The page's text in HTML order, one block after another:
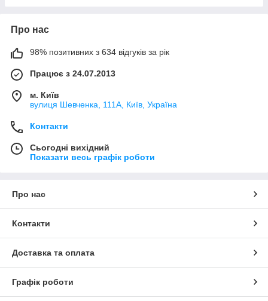
Про нас
98% позитивних з 634 відгуків за рік
Працює з 24.07.2013
м. Київ
вулиця Шевченка, 111A, Київ, Україна
Контакти
Сьогодні вихідний
Показати весь графік роботи
Про нас
Контакти
Доставка та оплата
Графік роботи